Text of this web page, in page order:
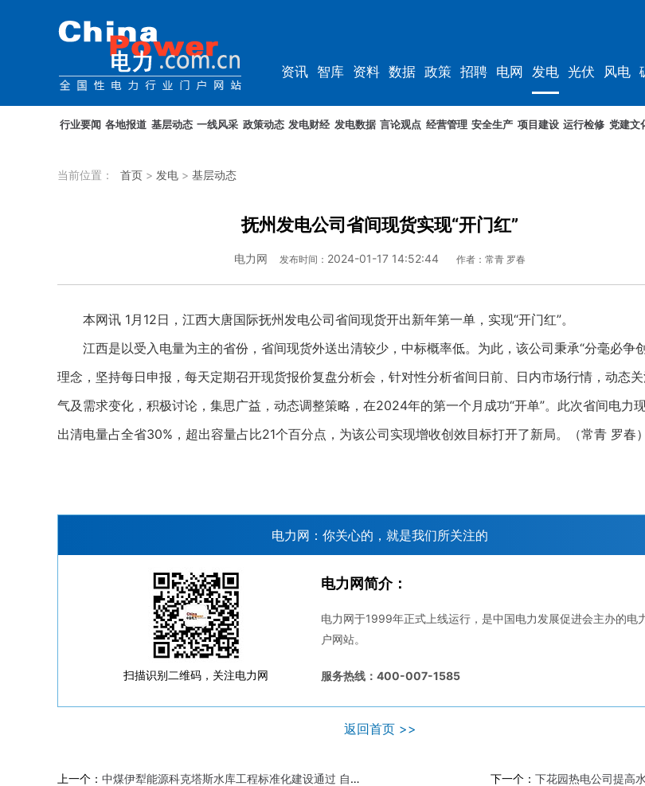
资讯 智库 资料 数据 政策 招聘 电网 发电 光伏 风电
行业要闻 各地报道 基层动态 一线风采 政策动态 发电财经 发电数据 言论观点 经营管理 安全生产 项目建设 运行检修 党建文
当前位置： 首页 > 发电 > 基层动态
抚州发电公司省间现货实现“开门红”
电力网 发布时间： 2024-01-17 14:52:44 作者：常青 罗春
本网讯 1月12日，江西大唐国际抚州发电公司省间现货开出新年第一单，实现“开门红”。
江西是以受入电量为主的省份，省间现货外送出清较少，中标概率低。为此，该公司秉承“分毫必争
理念，坚持每日申报，每天定期召开现货报价复盘分析会，针对性分析省间日前、日内市场行情，动态
气及需求变化，积极讨论，集思广益，动态调整策略，在2024年的第一个月成功“开单”。此次省间电力
出清电量占全省30%，超出容量占比21个百分点，为该公司实现增收创效目标打开了新局。（常青 罗春）
电力网：你关心的，就是我们所关注的
扫描识别二维码，关注电力网
电力网简介：
电力网于1999年正式上线运行，是中国电力发展促进会主办的电
户网站。
服务热线：400-007-1585
返回首页 >>
上一个： 中煤伊犁能源科克塔斯水库工程标准化建设通过 自治区级评审验收 下一个： 下花园热电公司提高